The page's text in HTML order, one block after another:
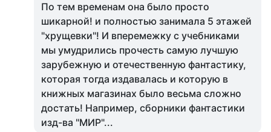
По тем временам она было просто
шикарной! и полностью занимала 5 этажей
"хрущевки"! И вперемежку с учебниками
мы умудрились прочесть самую лучшую
зарубежную и отечественную фантастику,
которая тогда издавалась и которую в
книжных магазинах было весьма сложно
достать! Например, сборники фантастики
изд-ва "МИР"...